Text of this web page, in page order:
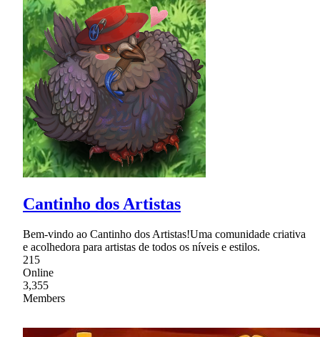
Cantinho dos Artistas
Bem-vindo ao Cantinho dos Artistas!Uma comunidade criativa
e acolhedora para artistas de todos os níveis e estilos.
215
Online
3,355
Members